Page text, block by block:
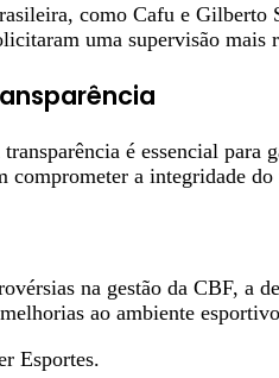
como Cafu e
uma supervisão mais
transparência é essencial
comprometer a integridade
na gestão da CBF, a
ao ambiente
Esportes.